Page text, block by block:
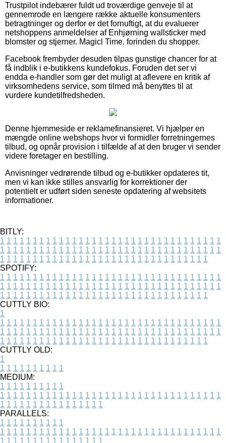
Trustpilot indebærer fuldt ud troværdige genveje til at
gennemrode en længere række aktuelle konsumenters
betragtninger og derfor er det fornuftigt, at du evaluerer
netshoppens anmeldelser af Enhjørning wallsticker med
blomster og stjerner. Magicl Time. forinden du shopper.
Facebook frembyder desuden tilpas gunstige chancer for at
få indblik i e-butikkens kundefokus. Foruden det ser vi
endda e-handler som gør det muligt at aflevere en kritik af
virksomhedens service, som tilmed må benyttes til at
vurdere kundetilfredsheden.
Denne hjemmeside er reklamefinansieret. Vi hjælper en
mængde online webshops hvor vi formidler forretningernes
tilbud, og opnår provision i tilfælde af at den bruger vi sender
videre foretager en bestilling.
Anvisninger vedrørende tilbud og e-butikker opdateres tit,
men vi kan ikke stilles ansvarlig for korrektioner der
potentielt er udført siden seneste opdatering af websitets
informationer.
BITLY:
1 1 1 1 1 1 1 1 1 1 1 1 1 1 1 1 1 1 1 1 1 1 1 1 1 1 1 1 1 1 1 1 1 1
1 1 1 1 1 1 1 1 1 1 1 1 1 1 1 1 1 1 1 1 1 1 1 1 1 1 1 1 1 1 1 1 1 1
1 1 1 1 1 1 1 1 1 1 1 1 1 1 1 1 1 1 1 1 1 1 1 1 1 1 1 1 1 1 1 1
SPOTIFY:
1 1 1 1 1 1 1 1 1 1 1 1 1 1 1 1 1 1 1 1 1 1 1 1 1 1 1 1 1 1 1 1 1 1
1 1 1 1 1 1 1 1 1 1 1 1 1 1 1 1 1 1 1 1 1 1 1 1 1 1 1 1 1 1 1 1 1 1
1 1 1 1 1 1 1 1 1 1 1 1 1 1 1 1 1 1 1 1 1 1 1 1 1 1 1 1 1 1 1 1
CUTTLY BIO:
1
1 1 1 1 1 1 1 1 1 1 1 1 1 1 1 1 1 1 1 1 1 1 1 1 1 1 1 1 1 1 1 1 1 1
1 1 1 1 1 1 1 1 1 1 1 1 1 1 1 1 1 1 1 1 1 1 1 1 1 1 1 1 1 1 1 1 1 1
1 1 1 1 1 1 1 1 1 1 1 1 1 1 1 1 1 1 1 1 1 1 1 1 1 1 1 1 1 1 1 1
CUTTLY OLD:
1
1 1 1 1 1 1 1 1 1 1
MEDIUM:
1 1 1 1 1 1 1 1 1 1
1 1 1 1 1 1 1 1 1 1 1 1 1 1 1 1 1 1 1 1 1 1 1 1 1 1 1 1 1 1 1 1 1 1
1 1 1 1 1 1 1 1 1 1 1 1 1 1 1 1
PARALLELS:
1 1 1 1 1 1 1 1 1 1
1 1 1 1 1 1 1 1 1 1 1 1 1 1 1 1 1 1 1 1 1 1 1 1 1 1 1 1 1 1 1 1 1 1
1 1 1 1 1 1 1 1 1 1 1 1 1 1 1 1